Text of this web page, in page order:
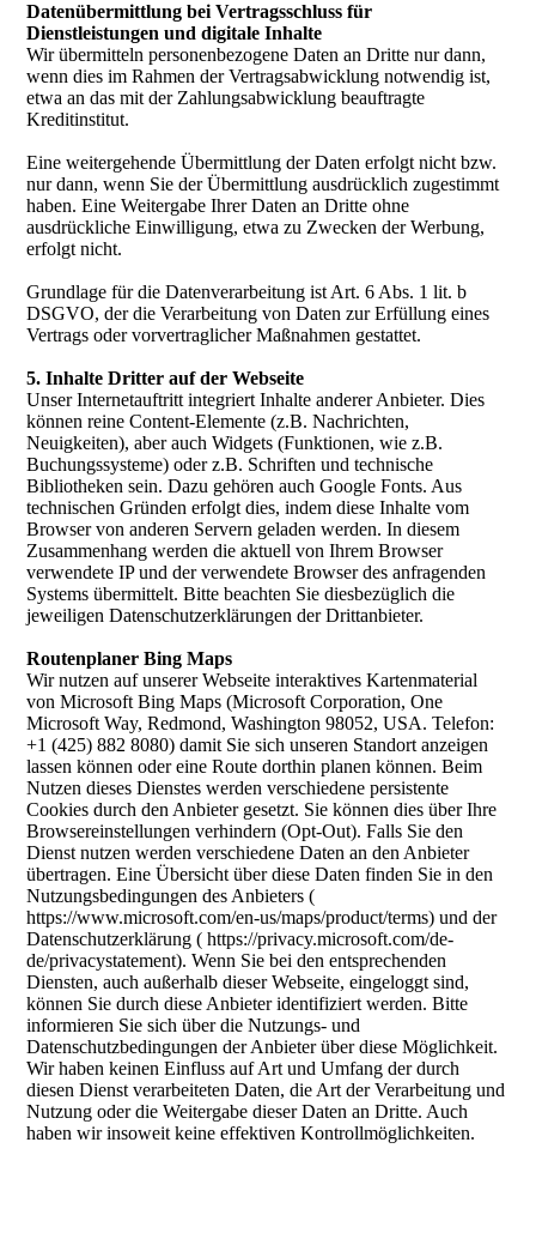
Datenübermittlung bei Vertragsschluss für
Dienstleistungen und digitale Inhalte
Wir übermitteln personenbezogene Daten an Dritte nur dann,
wenn dies im Rahmen der Vertragsabwicklung notwendig ist,
etwa an das mit der Zahlungsabwicklung beauftragte
Kreditinstitut.
Eine weitergehende Übermittlung der Daten erfolgt nicht bzw.
nur dann, wenn Sie der Übermittlung ausdrücklich zugestimmt
haben. Eine Weitergabe Ihrer Daten an Dritte ohne
ausdrückliche Einwilligung, etwa zu Zwecken der Werbung,
erfolgt nicht.
Grundlage für die Datenverarbeitung ist Art. 6 Abs. 1 lit. b
DSGVO, der die Verarbeitung von Daten zur Erfüllung eines
Vertrags oder vorvertraglicher Maßnahmen gestattet.
5. Inhalte Dritter auf der Webseite
Unser Internetauftritt integriert Inhalte anderer Anbieter. Dies
können reine Content-Elemente (z.B. Nachrichten,
Neuigkeiten), aber auch Widgets (Funktionen, wie z.B.
Buchungssysteme) oder z.B. Schriften und technische
Bibliotheken sein. Dazu gehören auch Google Fonts. Aus
technischen Gründen erfolgt dies, indem diese Inhalte vom
Browser von anderen Servern geladen werden. In diesem
Zusammenhang werden die aktuell von Ihrem Browser
verwendete IP und der verwendete Browser des anfragenden
Systems übermittelt. Bitte beachten Sie diesbezüglich die
jeweiligen Datenschutzerklärungen der Drittanbieter.
Routenplaner Bing Maps
Wir nutzen auf unserer Webseite interaktives Kartenmaterial
von Microsoft Bing Maps (Microsoft Corporation, One
Microsoft Way, Redmond, Washington 98052, USA. Telefon:
+1 (425) 882 8080) damit Sie sich unseren Standort anzeigen
lassen können oder eine Route dorthin planen können. Beim
Nutzen dieses Dienstes werden verschiedene persistente
Cookies durch den Anbieter gesetzt. Sie können dies über Ihre
Browsereinstellungen verhindern (Opt-Out). Falls Sie den
Dienst nutzen werden verschiedene Daten an den Anbieter
übertragen. Eine Übersicht über diese Daten finden Sie in den
Nutzungsbedingungen des Anbieters (
https://www.microsoft.com/en-us/maps/product/terms) und der
Datenschutzerklärung ( https://privacy.microsoft.com/de-
de/privacystatement). Wenn Sie bei den entsprechenden
Diensten, auch außerhalb dieser Webseite, eingeloggt sind,
können Sie durch diese Anbieter identifiziert werden. Bitte
informieren Sie sich über die Nutzungs- und
Datenschutzbedingungen der Anbieter über diese Möglichkeit.
Wir haben keinen Einfluss auf Art und Umfang der durch
diesen Dienst verarbeiteten Daten, die Art der Verarbeitung und
Nutzung oder die Weitergabe dieser Daten an Dritte. Auch
haben wir insoweit keine effektiven Kontrollmöglichkeiten.